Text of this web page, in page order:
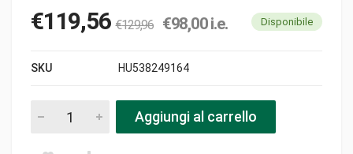
€119,56 €129,96 €98,00i.e. Disponibile
SKU HU538249164
Cilindro d41 h59 c49.5x3 i42x47 asp deko nla pezzi
Aggiungi al carrello